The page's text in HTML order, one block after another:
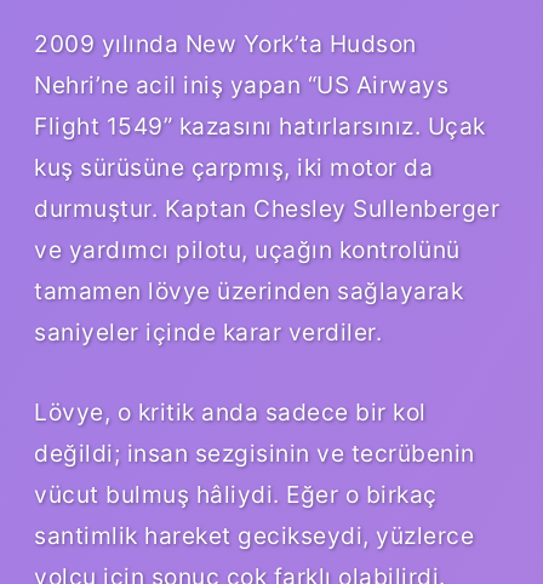
2009 yılında New York’ta Hudson
Nehri’ne acil iniş yapan “US Airways
Flight 1549” kazasını hatırlarsınız. Uçak
kuş sürüsüne çarpmış, iki motor da
durmuştur. Kaptan Chesley Sullenberger
ve yardımcı pilotu, uçağın kontrolünü
tamamen lövye üzerinden sağlayarak
saniyeler içinde karar verdiler.
Lövye, o kritik anda sadece bir kol
değildi; insan sezgisinin ve tecrübenin
vücut bulmuş hâliydi. Eğer o birkaç
santimlik hareket gecikseydi, yüzlerce
yolcu için sonuç çok farklı olabilirdi.